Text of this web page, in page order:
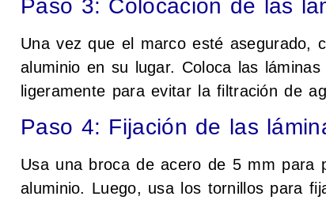
Paso 3: Colocación de las
Una vez que el marco esté asegurado,
aluminio en su lugar. Coloca las
ligeramente para evitar la filtración de
Paso 4: Fijación de las
Usa una broca de acero de 5 mm para
aluminio. Luego, usa los tornillos para